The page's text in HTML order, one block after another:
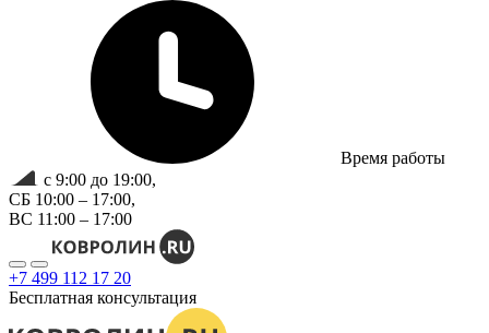
Время работы
с 9:00 до 19:00,
СБ 10:00 – 17:00,
ВС 11:00 – 17:00
+7 499 112 17 20
Бесплатная консультация